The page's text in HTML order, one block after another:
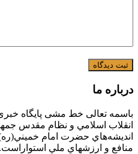
درباره ما
باسمه تعالی خط مشی پایگاه
انقلاب اسلامي و نظام مقدس
انديشه‌هاي حضرت امام
منافع و ارزشهاي ملي استواراست.